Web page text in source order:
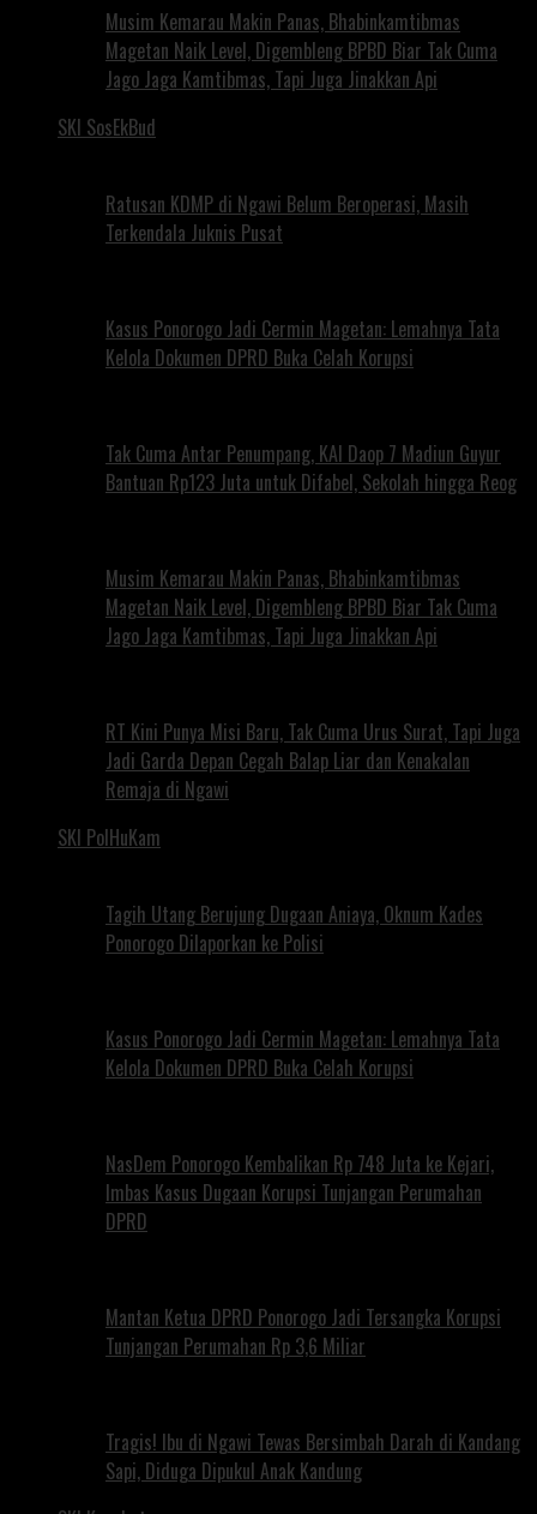
Musim Kemarau Makin Panas, Bhabinkamtibmas
Magetan Naik Level, Digembleng BPBD Biar Tak Cuma
Jago Jaga Kamtibmas, Tapi Juga Jinakkan Api
SKI SosEkBud
Ratusan KDMP di Ngawi Belum Beroperasi, Masih
Terkendala Juknis Pusat
Kasus Ponorogo Jadi Cermin Magetan: Lemahnya Tata
Kelola Dokumen DPRD Buka Celah Korupsi
Tak Cuma Antar Penumpang, KAI Daop 7 Madiun Guyur
Bantuan Rp123 Juta untuk Difabel, Sekolah hingga Reog
Musim Kemarau Makin Panas, Bhabinkamtibmas
Magetan Naik Level, Digembleng BPBD Biar Tak Cuma
Jago Jaga Kamtibmas, Tapi Juga Jinakkan Api
RT Kini Punya Misi Baru, Tak Cuma Urus Surat, Tapi Juga
Jadi Garda Depan Cegah Balap Liar dan Kenakalan
Remaja di Ngawi
SKI PolHuKam
Tagih Utang Berujung Dugaan Aniaya, Oknum Kades
Ponorogo Dilaporkan ke Polisi
Kasus Ponorogo Jadi Cermin Magetan: Lemahnya Tata
Kelola Dokumen DPRD Buka Celah Korupsi
NasDem Ponorogo Kembalikan Rp 748 Juta ke Kejari,
Imbas Kasus Dugaan Korupsi Tunjangan Perumahan
DPRD
Mantan Ketua DPRD Ponorogo Jadi Tersangka Korupsi
Tunjangan Perumahan Rp 3,6 Miliar
Tragis! Ibu di Ngawi Tewas Bersimbah Darah di Kandang
Sapi, Diduga Dipukul Anak Kandung